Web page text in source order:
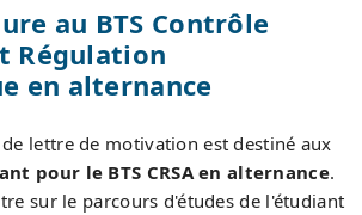
au BTS Contrôle
Régulation
en alternance
lettre de motivation est destiné aux
pour le BTS CRSA en alternance.
sur le parcours d'études de l'étudiant